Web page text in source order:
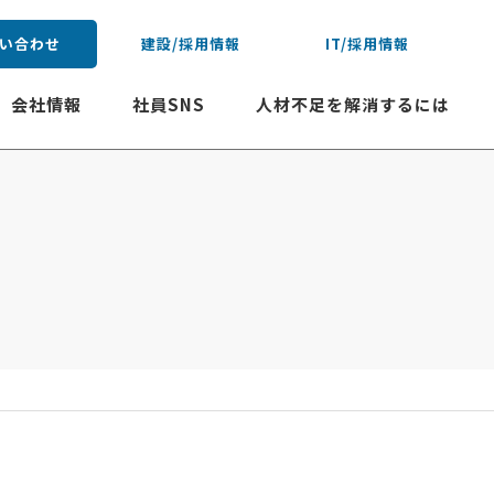
合わせ 建設/採用情報 IT/採用情報
会社情報 社員SNS 人材不足を解消するには